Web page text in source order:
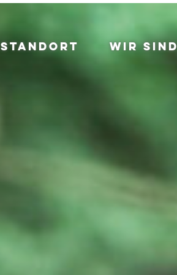
STANDORT WIR